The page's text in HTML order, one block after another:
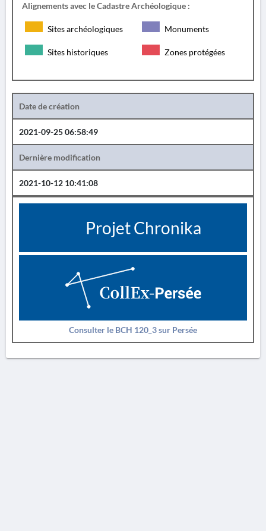
Alignements avec le Cadastre Archéologique :
Sites archéologiques Monuments
Sites historiques Zones protégées
Date de création
2021-09-25 06:58:49
Dernière modification
2021-10-12 10:41:08
Projet Chronika
Consulter le BCH 120_3 sur Persée